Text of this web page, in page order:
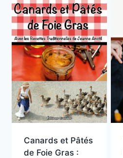
Canards et Pâtés
de Foie Gras :